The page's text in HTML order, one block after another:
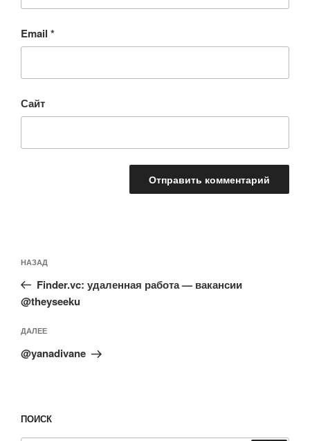
Email *
Сайт
по
записям
Предыдущая
запись:
НАЗАД
Finder.vc: удаленная работа — вакансии
@theyseeku
Следующая
запись
ДАЛЕЕ
@yanadivane
ПОИСК